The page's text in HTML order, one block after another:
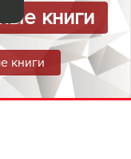
книги
книги